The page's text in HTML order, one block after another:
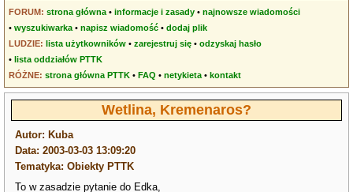
FORUM: strona główna •informacje i zasady •najnowsze wiadomości
•wyszukiwarka •napisz wiadomość •dodaj plik
LUDZIE: lista użytkowników •zarejestruj się •odzyskaj hasło
•lista oddziałów PTTK
RÓŻNE: strona główna PTTK •FAQ •netykieta •kontakt
Wetlina, Kremenaros?
Autor: Kuba
Data: 2003-03-03 13:09:20
Tematyka: Obiekty PTTK
To w zasadzie pytanie do Edka,